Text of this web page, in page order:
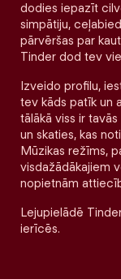
dodies iepazīt
simpātiju,
pārvēršas par
Tinder dod tev
Izveido profilu,
tev kāds patīk un
tālākā viss ir
un skaties, kas
Mūzikas režīms,
visdažādākajiem
nopietnām
Lejupielādē
ierīcēs.